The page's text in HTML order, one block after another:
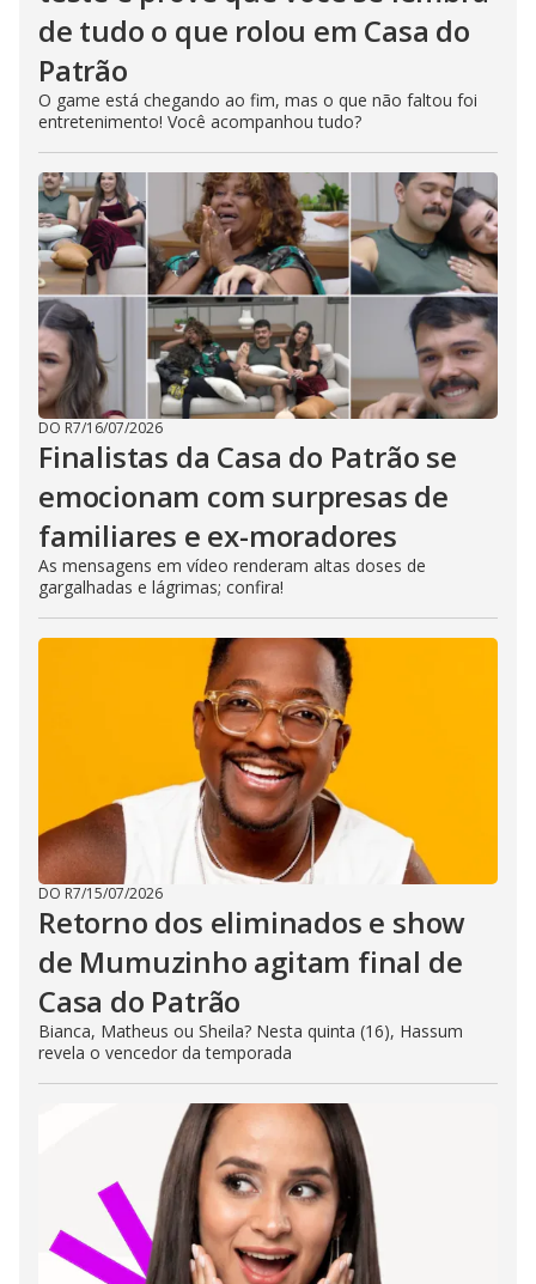
de tudo o que rolou em Casa do
Patrão
O game está chegando ao fim, mas o que não faltou foi
entretenimento! Você acompanhou tudo?
DO R7/16/07/2026
Finalistas da Casa do Patrão se
emocionam com surpresas de
familiares e ex-moradores
As mensagens em vídeo renderam altas doses de
gargalhadas e lágrimas; confira!
DO R7/15/07/2026
Retorno dos eliminados e show
de Mumuzinho agitam final de
Casa do Patrão
Bianca, Matheus ou Sheila? Nesta quinta (16), Hassum
revela o vencedor da temporada